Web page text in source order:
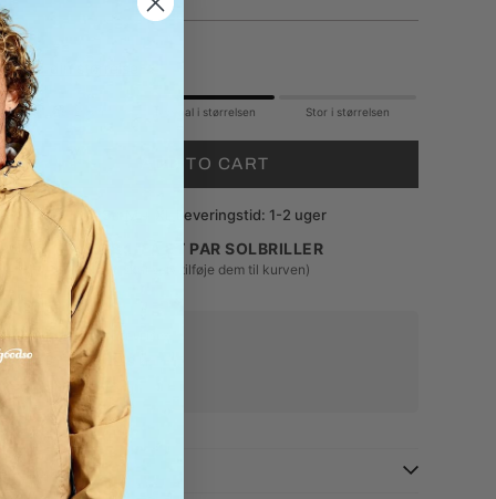
Find din størrelse
Lille i størrelsen Normal i størrelsen Stor i størrelsen
ADD TO CART
Str M + XL Leveringstid: 1-2 uger
KØB 1, FÅ ET PAR SOLBRILLER
(du skal selv tilføje dem til kurven)
Alle produkter er unisex
Fri fragt over 699 kr.
Gratis ombytning